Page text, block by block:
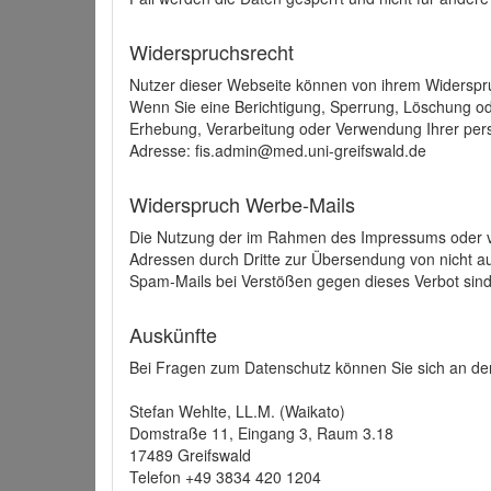
Widerspruchsrecht
Nutzer dieser Webseite können von ihrem
Wenn Sie eine Berichtigung, Sperrung, Löschung
Erhebung, Verarbeitung oder Verwendung Ihrer
Adresse: fis.admin@med.uni-greifswald.de
Widerspruch Werbe-Mails
Die Nutzung der im Rahmen des Impressums
Adressen durch Dritte zur Übersendung von nicht
Spam-Mails bei Verstößen gegen dieses Verbot
Auskünfte
Bei Fragen zum Datenschutz können Sie sich an
Stefan Wehlte, LL.M. (Waikato)
Domstraße 11, Eingang 3, Raum 3.18
17489 Greifswald
Telefon +49 3834 420 1204